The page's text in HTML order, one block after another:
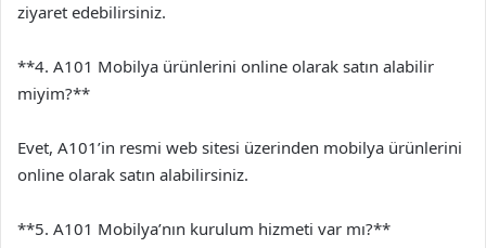
ziyaret edebilirsiniz.
**4. A101 Mobilya ürünlerini online olarak satın alabilir
miyim?**
Evet, A101’in resmi web sitesi üzerinden mobilya ürünlerini
online olarak satın alabilirsiniz.
**5. A101 Mobilya’nın kurulum hizmeti var mı?**